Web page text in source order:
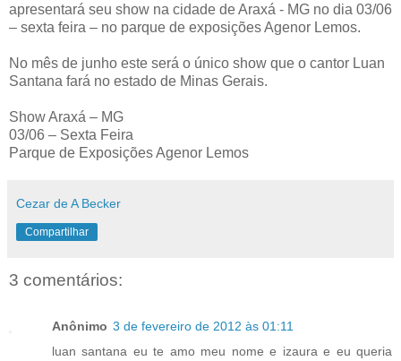
apresentará seu show na cidade de Araxá - MG no dia 03/06
– sexta feira – no parque de exposições Agenor Lemos.
No mês de junho este será o único show que o cantor Luan
Santana fará no estado de Minas Gerais.
Show Araxá – MG
03/06 – Sexta Feira
Parque de Exposições Agenor Lemos
Cezar de A Becker
Compartilhar
3 comentários:
Anônimo 3 de fevereiro de 2012 às 01:11
luan santana eu te amo meu nome e izaura e eu queria